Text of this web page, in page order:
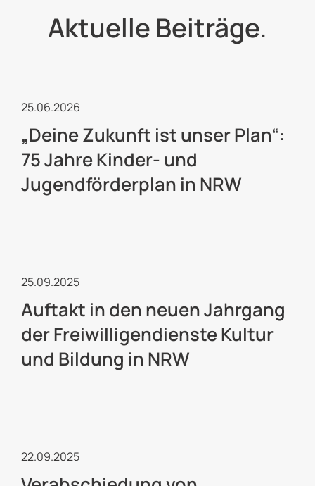
Aktuelle Beiträge.
25.06.2026
„Deine Zukunft ist unser Plan“:
75 Jahre Kinder- und
Jugendförderplan in NRW
25.09.2025
Auftakt in den neuen Jahrgang
der Freiwilligendienste Kultur
und Bildung in NRW
22.09.2025